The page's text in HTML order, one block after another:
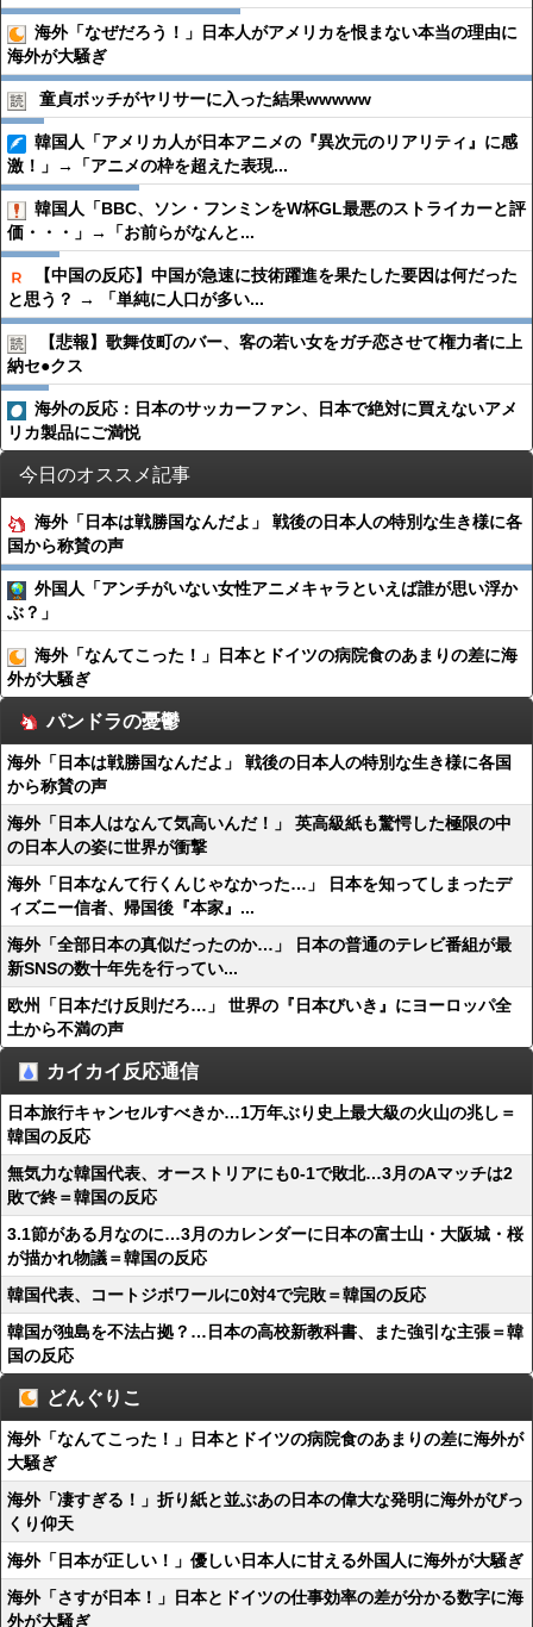
海外「なぜだろう！」日本人がアメリカを恨まない本当の理由に
海外が大騒ぎ
童貞ボッチがヤリサーに入った結果wwwww
韓国人「アメリカ人が日本アニメの『異次元のリアリティ』に感
激！」→「アニメの枠を超えた表現...
韓国人「BBC、ソン・フンミンをW杯GL最悪のストライカーと評
価・・・」→「お前らがなんと...
【中国の反応】中国が急速に技術躍進を果たした要因は何だった
と思う？ → 「単純に人口が多い...
【悲報】歌舞伎町のバー、客の若い女をガチ恋させて権力者に上
納セ●︎クス
海外の反応：日本のサッカーファン、日本で絶対に買えないアメ
リカ製品にご満悦
今日のオススメ記事
海外「日本は戦勝国なんだよ」 戦後の日本人の特別な生き様に各
国から称賛の声
外国人「アンチがいない女性アニメキャラといえば誰が思い浮か
ぶ？」
海外「なんてこった！」日本とドイツの病院食のあまりの差に海
外が大騒ぎ
パンドラの憂鬱
海外「日本は戦勝国なんだよ」 戦後の日本人の特別な生き様に各国
から称賛の声
海外「日本人はなんて気高いんだ！」 英高級紙も驚愕した極限の中
の日本人の姿に世界が衝撃
海外「日本なんて行くんじゃなかった…」 日本を知ってしまったデ
ィズニー信者、帰国後『本家』...
海外「全部日本の真似だったのか…」 日本の普通のテレビ番組が最
新SNSの数十年先を行ってい...
欧州「日本だけ反則だろ…」 世界の『日本びいき』にヨーロッパ全
土から不満の声
カイカイ反応通信
日本旅行キャンセルすべきか…1万年ぶり史上最大級の火山の兆し＝
韓国の反応
無気力な韓国代表、オーストリアにも0-1で敗北…3月のAマッチは2
敗で終＝韓国の反応
3.1節がある月なのに…3月のカレンダーに日本の富士山・大阪城・桜
が描かれ物議＝韓国の反応
韓国代表、コートジボワールに0対4で完敗＝韓国の反応
韓国が独島を不法占拠？…日本の高校新教科書、また強引な主張＝韓
国の反応
どんぐりこ
海外「なんてこった！」日本とドイツの病院食のあまりの差に海外が
大騒ぎ
海外「凄すぎる！」折り紙と並ぶあの日本の偉大な発明に海外がびっ
くり仰天
海外「日本が正しい！」優しい日本人に甘える外国人に海外が大騒ぎ
海外「さすが日本！」日本とドイツの仕事効率の差が分かる数字に海
外が大騒ぎ